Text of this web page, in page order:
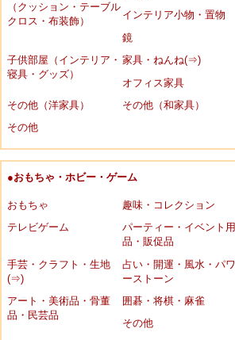
（クッション・テーブル
クロス・布装飾）
インテリア小物・置物
鏡
子供部屋（インテリア・
寝具・グッズ）
家具・ねんね(⇒)
オフィス家具
その他（洋家具）
その他（和家具）
その他
●おもちゃ・ホビー・ゲーム
おもちゃ
趣味・コレクション
テレビゲーム
パーティー・イベント用
品・販促品
手芸・クラフト・生地
(⇒)
占い・開運・風水・パワ
ーストーン
アート・美術品・骨董
品・民芸品
囲碁・将棋・麻雀
その他